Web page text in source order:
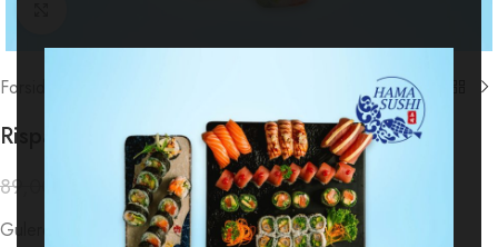
Forside
Rispapir.Veggie.
89,00 75,65kr.
Gulerod Mango avocado agurk baby mix salat….